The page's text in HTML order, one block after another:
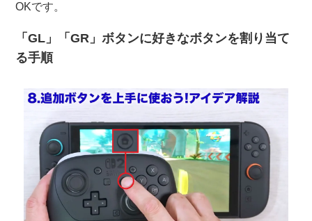
OKです。
「GL」「GR」ボタンに好きなボタンを割り当て
る手順